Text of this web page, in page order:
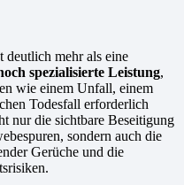
deutlich mehr als eine
spezialisierte Leistung,
wie einem Unfall, einem
Todesfall erforderlich
nur die sichtbare Beseitigung
sondern auch die
Gerüche und die